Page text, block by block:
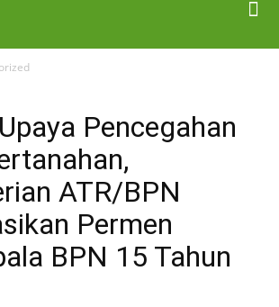
Pencegahan
ATR/BPN
Permen
BPN 15 Tahun